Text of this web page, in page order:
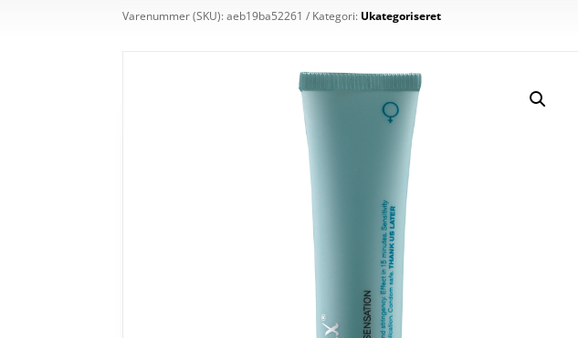
Varenummer (SKU):aeb19ba52261 Kategori: Ukategoriseret